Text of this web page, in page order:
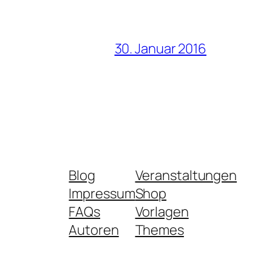
30. Januar 2016
Blog
Impressum
FAQs
Autoren
Veranstaltungen
Shop
Vorlagen
Themes